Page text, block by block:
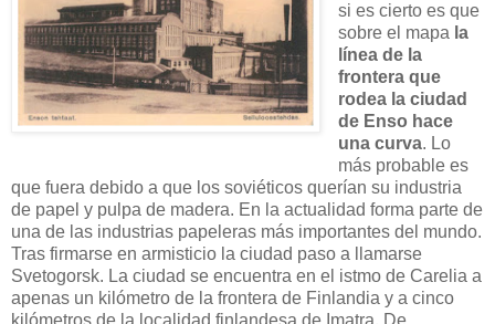
si es cierto es que
sobre el mapa la
línea de la
frontera que
rodea la ciudad
de Enso hace
una curva. Lo
más probable es
que fuera debido a que los soviéticos querían su industria
de papel y pulpa de madera. En la actualidad forma parte de
una de las industrias papeleras más importantes del mundo.
Tras firmarse en armisticio la ciudad paso a llamarse
Svetogorsk. La ciudad se encuentra en el istmo de Carelia a
apenas un kilómetro de la frontera de Finlandia y a cinco